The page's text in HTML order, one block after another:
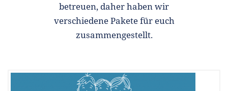
betreuen, daher haben wir
verschiedene Pakete für euch
zusammengestellt.